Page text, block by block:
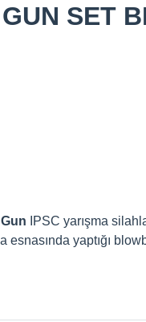
SET
IPSC yarışma
esnasında yaptığı